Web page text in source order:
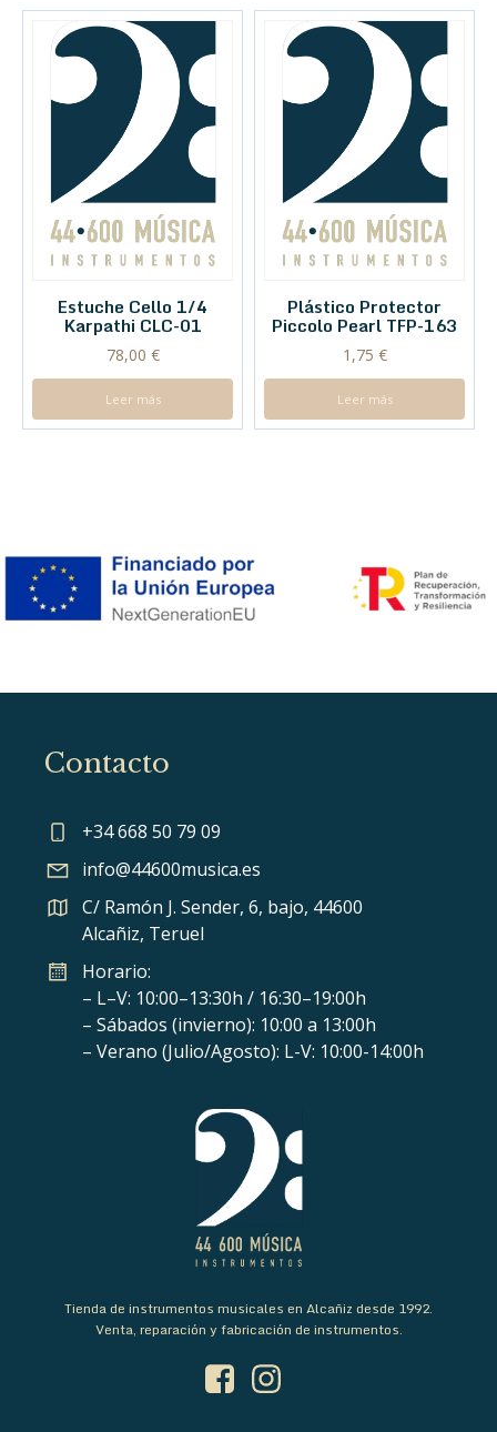
Estuche Cello 1/4
Karpathi CLC-01
78,00 €
Leer más
Plástico Protector
Piccolo Pearl TFP-163
1,75 €
Leer más
Contacto
+34 668 50 79 09
info@44600musica.es
C/ Ramón J. Sender, 6, bajo, 44600
Alcañiz, Teruel
Horario:
– L–V: 10:00–13:30h / 16:30–19:00h
– Sábados (invierno): 10:00 a 13:00h
– Verano (Julio/Agosto): L-V: 10:00-14:00h
Tienda de instrumentos musicales en Alcañiz desde 1992.
Venta, reparación y fabricación de instrumentos.